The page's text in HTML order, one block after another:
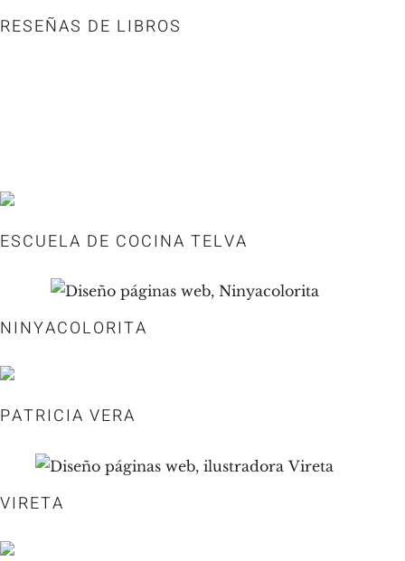
RESEÑAS DE LIBROS
ESCUELA DE COCINA TELVA
NINYACOLORITA
PATRICIA VERA
VIRETA